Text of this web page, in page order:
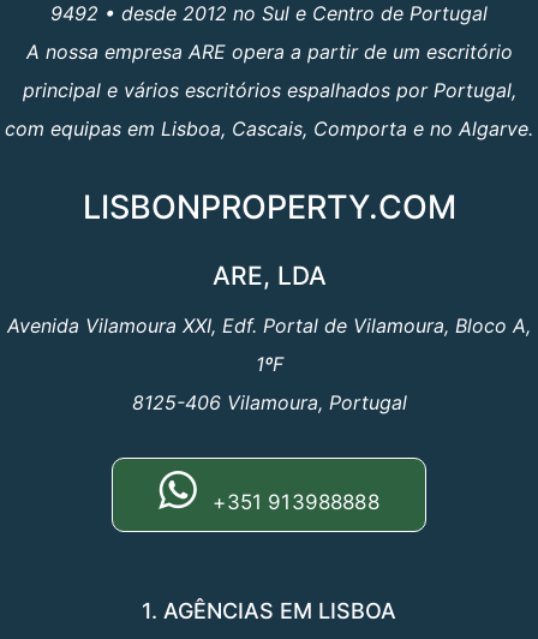
9492 • desde 2012 no Sul e Centro de Portugal
A nossa empresa ARE opera a partir de um escritório
principal e vários escritórios espalhados por Portugal,
com equipas em Lisboa, Cascais, Comporta e no Algarve.
LISBONPROPERTY.COM
ARE, LDA
Avenida Vilamoura XXI, Edf. Portal de Vilamoura, Bloco A,
1ºF
8125-406 Vilamoura, Portugal
+351 913988888
1. AGÊNCIAS EM LISBOA